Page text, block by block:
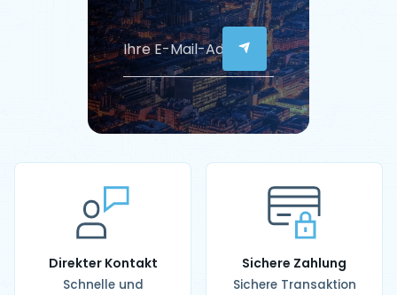
Direkter Kontakt
Schnelle und
Sichere Zahlung
Sichere Transaktion